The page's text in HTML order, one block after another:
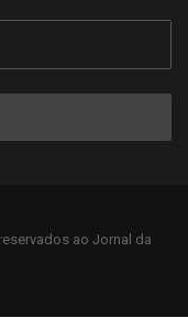
ao Jornal da